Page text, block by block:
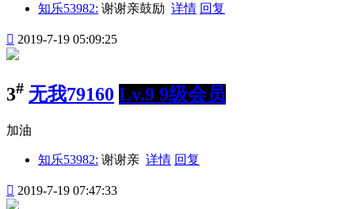
知乐53982: 谢谢亲鼓励 详情 回复
 2019-7-19 05:09:25
3# 无我79160 Lv.9 9级会员
加油
知乐53982: 谢谢亲 详情 回复
 2019-7-19 07:47:33